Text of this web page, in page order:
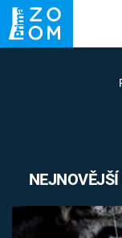
Témata